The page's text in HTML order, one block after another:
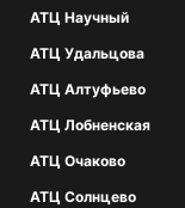
АТЦ Научный
АТЦ Удальцова
АТЦ Алтуфьево
АТЦ Лобненская
АТЦ Очаково
АТЦ Солнцево